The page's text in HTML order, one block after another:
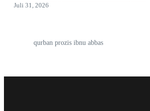
Juli 31, 2026
qurban prozis ibnu abbas